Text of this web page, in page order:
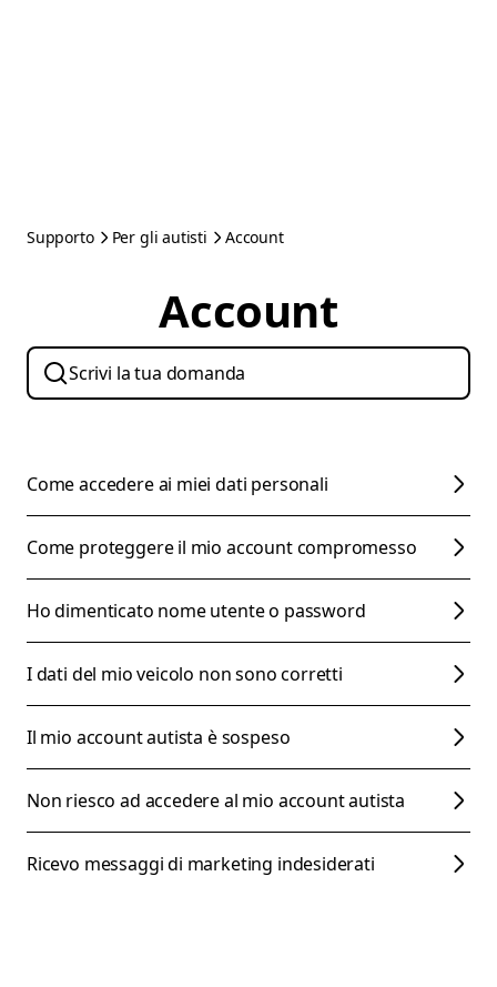
Supporto Per gli autisti Account
Account
Come accedere ai miei dati personali
Come proteggere il mio account compromesso
Ho dimenticato nome utente o password
I dati del mio veicolo non sono corretti
Il mio account autista è sospeso
Non riesco ad accedere al mio account autista
Ricevo messaggi di marketing indesiderati